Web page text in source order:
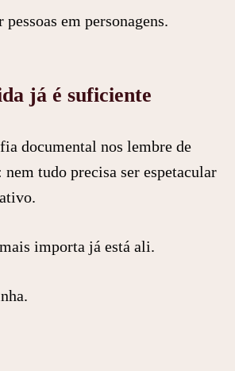
em personagens.
já é suficiente
documental nos lembre de
tudo precisa ser espetacular
importa já está ali.